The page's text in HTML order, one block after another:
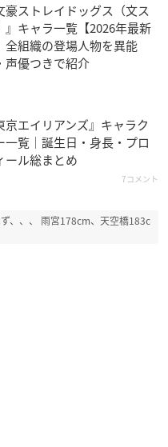
豪ストレイドッグス（文ス
』キャラ一覧【2026年最新
全組織の登場人物を異能
声優つきで紹介
京エイリアンズ』キャラク
一覧｜誕生日・身長・プロ
ール総まとめ
7コメント
、、、 雨宮178cm、天空橋183c